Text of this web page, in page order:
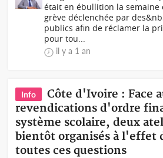
était en ébullition la semaine
grève déclenchée par
publics afin de réclamer la
pour tou...
il y a 1 an
Info
Côte d'Ivoire : Face
revendications d'ordre
système scolaire, deux
bientôt organisés à l'effet
toutes ces questions